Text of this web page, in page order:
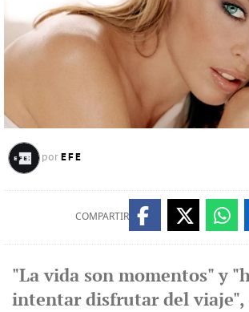
por EFE
COMPARTIR
"La vida son momentos" y
intentar disfrutar del viaje",